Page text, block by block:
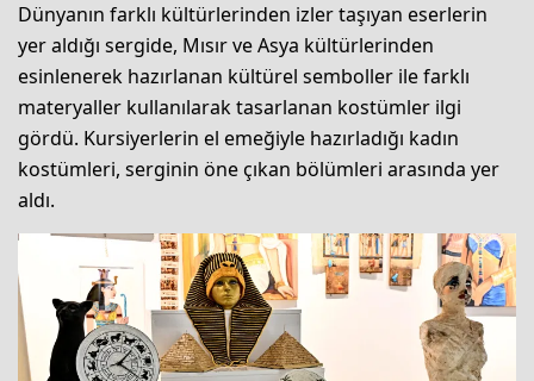
Dünyanın farklı kültürlerinden izler taşıyan eserlerin
yer aldığı sergide, Mısır ve Asya kültürlerinden
esinlenerek hazırlanan kültürel semboller ile farklı
materyaller kullanılarak tasarlanan kostümler ilgi
gördü. Kursiyerlerin el emeğiyle hazırladığı kadın
kostümleri, serginin öne çıkan bölümleri arasında yer
aldı.